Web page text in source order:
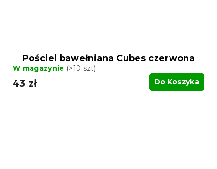
Pościel bawełniana Cubes czerwona
W magazynie (>10 szt)
43 zł Do Koszyka